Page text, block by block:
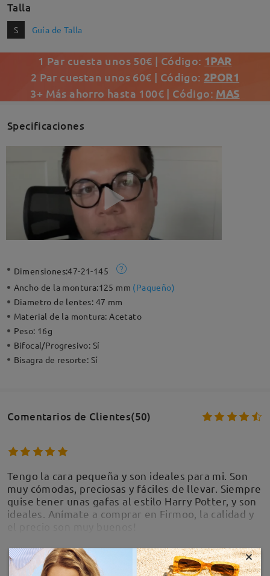
Talla
S Guía de Talla
1 Par cuesta unos 50€ | Código: 1PAR
2 Par cuestan unos 60€ | Código: 2POR1
3+ Más ahorro hasta 100€ | Código: MAS
Specificaciones
Dimensiones:47-21-145
Ancho de la montura:125 mm (Paqueño)
Diametro de lentes: 47 mm
Material de la montura:Acetato
Peso: 16g
Bifocal/Progresivo: Sí
Bisagra de resorte: Sí
Comentarios de Clientes(50)
Tengo la cara pequeña y son ideales para mi. Son
muy cómodas, preciosas y fáciles de llevar. Siempre
quise tener unas gafas al estilo Harry Potter, y son
ideales. Anímate a comprar en Firmoo, la calidad y
MOSTRAR MÁS
×